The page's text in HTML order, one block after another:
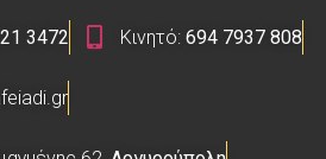
3472 Κινητό: 694 7937 808